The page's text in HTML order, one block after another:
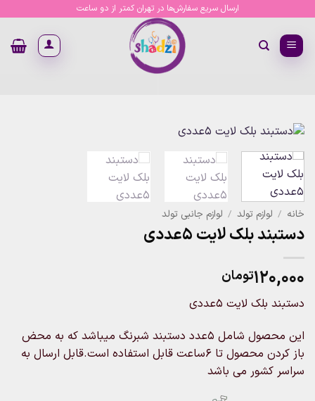
content
ارسال سریع سفارش‌ها در تهران کمتر از دو ساعت
خانه / لوازم تولد / لوازم جانبی تولد
دستبند بلک لایت 5عددی
۱۲۰,۰۰۰تومان
دستبند بلک لایت 5عددی
این محصول شامل 5عدد دستبند شبرنگ میباشد که به محض
باز کردن محصول تا 6ساعت قابل استفاده است.قابل ارسال به
سراسر کشور می باشد